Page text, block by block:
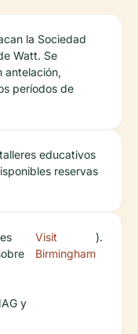
la Sociedad
Watt. Se
antelación,
períodos de
educativos
reservas
y
Visit
Birmingham
).